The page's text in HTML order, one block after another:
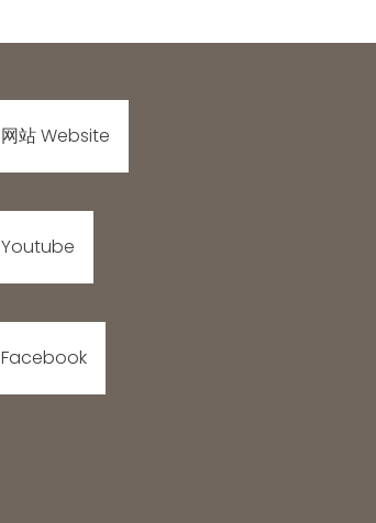
网站 Website
Youtube
Facebook